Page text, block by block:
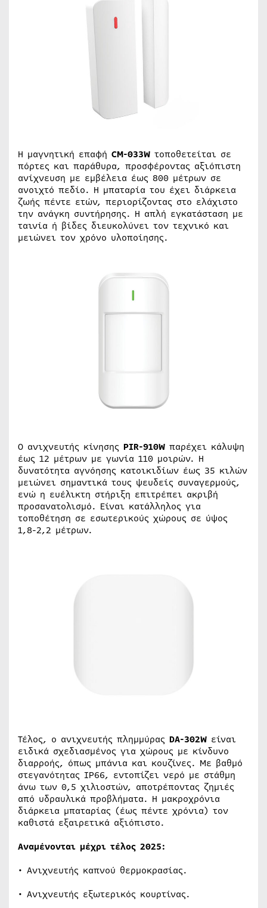
Η μαγνητική επαφή CM-033W τοποθετείται σε
πόρτες και παράθυρα, προσφέροντας αξιόπιστη
ανίχνευση με εμβέλεια έως 800 μέτρων σε
ανοιχτό πεδίο. Η μπαταρία του έχει διάρκεια
ζωής πέντε ετών, περιορίζοντας στο ελάχιστο
την ανάγκη συντήρησης. Η απλή εγκατάσταση με
ταινία ή βίδες διευκολύνει τον τεχνικό και
μειώνει τον χρόνο υλοποίησης.
Ο ανιχνευτής κίνησης PIR-910W παρέχει κάλυψη
έως 12 μέτρων με γωνία 110 μοιρών. Η
δυνατότητα αγνόησης κατοικιδίων έως 35 κιλών
μειώνει σημαντικά τους ψευδείς συναγερμούς,
ενώ η ευέλικτη στήριξη επιτρέπει ακριβή
προσανατολισμό. Είναι κατάλληλος για
τοποθέτηση σε εσωτερικούς χώρους σε ύψος
1,8-2,2 μέτρων.
Τέλος, ο ανιχνευτής πλημμύρας DA-302W είναι
ειδικά σχεδιασμένος για χώρους με κίνδυνο
διαρροής, όπως μπάνια και κουζίνες. Με βαθμό
στεγανότητας IP66, εντοπίζει νερό με στάθμη
άνω των 0,5 χιλιοστών, αποτρέποντας ζημιές
από υδραυλικά προβλήματα. Η μακροχρόνια
διάρκεια μπαταρίας (έως πέντε χρόνια) τον
καθιστά εξαιρετικά αξιόπιστο.
Αναμένονται μέχρι τέλος 2025:
• Ανιχνευτής καπνού θερμοκρασίας.
• Ανιχνευτής εξωτερικός κουρτίνας.